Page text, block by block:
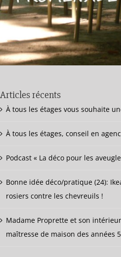
Articles récents
À tous les étages vous souhaite
À tous les étages, conseil en
Podcast « La déco pour les
Bonne idée déco/pratique (24):
rosiers contre les chevreuils !
Madame Proprette et son
maîtresse de maison des années